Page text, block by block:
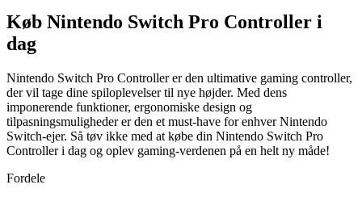
Køb Nintendo Switch Pro Controller i
dag
Nintendo Switch Pro Controller er den ultimative gaming controller,
der vil tage dine spiloplevelser til nye højder. Med dens
imponerende funktioner, ergonomiske design og
tilpasningsmuligheder er den et must-have for enhver Nintendo
Switch-ejer. Så tøv ikke med at købe din Nintendo Switch Pro
Controller i dag og oplev gaming-verdenen på en helt ny måde!
Fordele